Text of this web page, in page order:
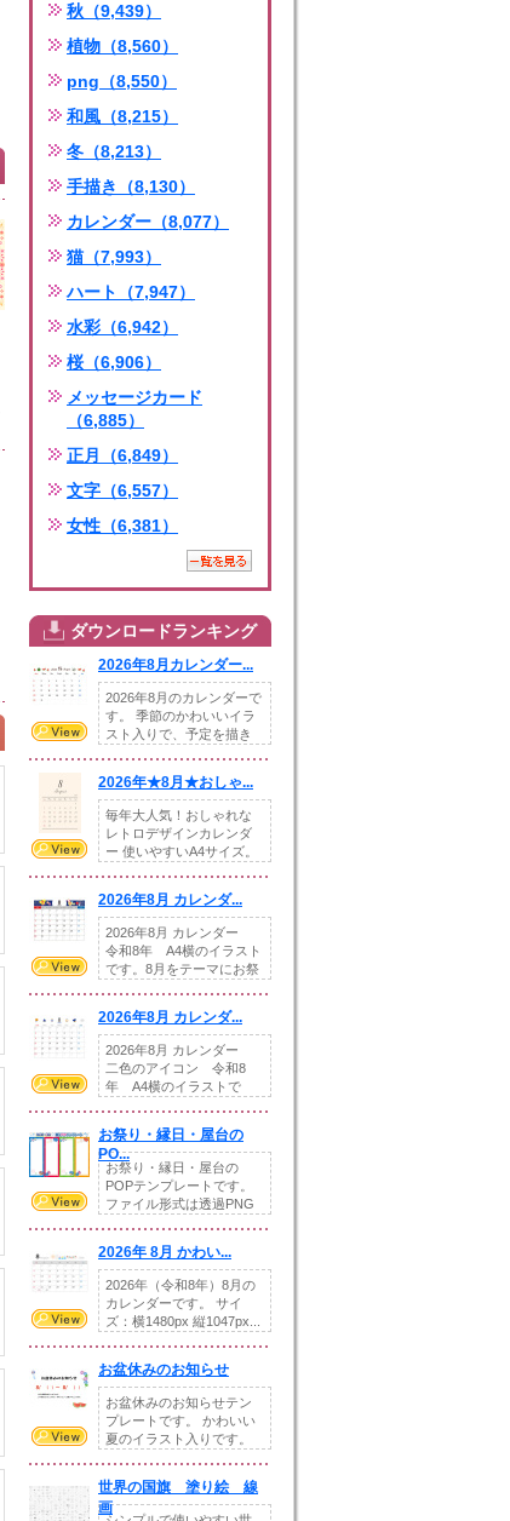
秋（9,439）
植物（8,560）
png（8,550）
和風（8,215）
冬（8,213）
手描き（8,130）
カレンダー（8,077）
猫（7,993）
ハート（7,947）
水彩（6,942）
桜（6,906）
メッセージカード
（6,885）
正月（6,849）
文字（6,557）
女性（6,381）
ダウンロードランキング
2026年8月カレンダー...
2026年8月のカレンダーで
す。 季節のかわいいイラ
スト入りで、予定を描き
2026年★8月★おしゃ...
毎年大人気！おしゃれな
レトロデザインカレンダ
ー 使いやすいA4サイズ。
2026年8月 カレンダ...
2026年8月 カレンダー
令和8年 A4横のイラスト
です。8月をテーマにお祭
2026年8月 カレンダ...
2026年8月 カレンダー
二色のアイコン 令和8
年 A4横のイラストで
お祭り・縁日・屋台の
PO...
お祭り・縁日・屋台の
POPテンプレートです。
ファイル形式は透過PNG
2026年 8月 かわい...
2026年（令和8年）8月の
カレンダーです。 サイ
ズ：横1480px 縦1047px...
お盆休みのお知らせ
お盆休みのお知らせテン
プレートです。 かわいい
夏のイラスト入りです。
世界の国旗 塗り絵 線
画